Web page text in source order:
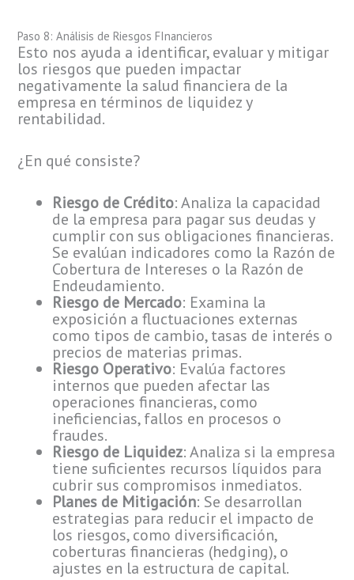
Paso 8: Análisis de Riesgos FInancieros
Esto nos ayuda a identificar, evaluar y mitigar
los riesgos que pueden impactar
negativamente la salud financiera de la
empresa en términos de liquidez y
rentabilidad.
¿En qué consiste?
Riesgo de Crédito: Analiza la capacidad
de la empresa para pagar sus deudas y
cumplir con sus obligaciones financieras.
Se evalúan indicadores como la Razón de
Cobertura de Intereses o la Razón de
Endeudamiento.
Riesgo de Mercado: Examina la
exposición a fluctuaciones externas
como tipos de cambio, tasas de interés o
precios de materias primas.
Riesgo Operativo: Evalúa factores
internos que pueden afectar las
operaciones financieras, como
ineficiencias, fallos en procesos o
fraudes.
Riesgo de Liquidez: Analiza si la empresa
tiene suficientes recursos líquidos para
cubrir sus compromisos inmediatos.
Planes de Mitigación: Se desarrollan
estrategias para reducir el impacto de
los riesgos, como diversificación,
coberturas financieras (hedging), o
ajustes en la estructura de capital.